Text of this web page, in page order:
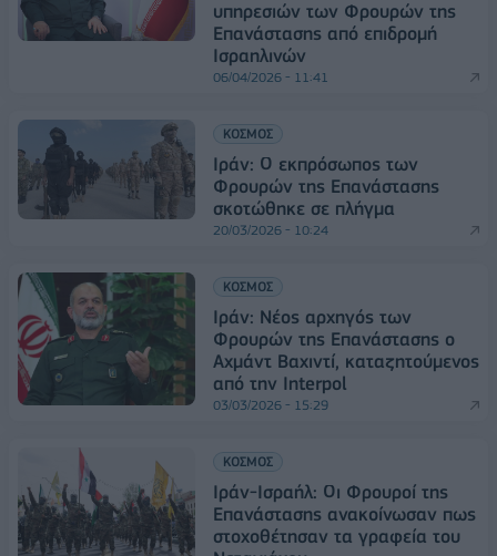
υπηρεσιών των Φρουρών της
Επανάστασης από επιδρομή
Ισραηλινών
06/04/2026 - 11:41
ΚΟΣΜΟΣ
Ιράν: Ο εκπρόσωπος των
Φρουρών της Επανάστασης
σκοτώθηκε σε πλήγμα
20/03/2026 - 10:24
ΚΟΣΜΟΣ
Ιράν: Νέος αρχηγός των
Φρουρών της Επανάστασης ο
Αχμάντ Βαχιντί, καταζητούμενος
από την Interpol
03/03/2026 - 15:29
ΚΟΣΜΟΣ
Ιράν-Ισραήλ: Οι Φρουροί της
Επανάστασης ανακοίνωσαν πως
στοχοθέτησαν τα γραφεία του